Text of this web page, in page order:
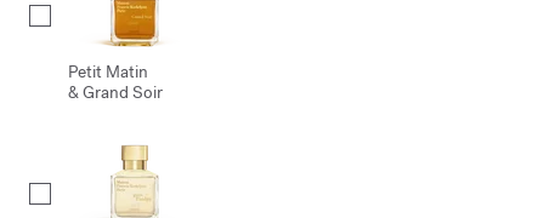
Petit Matin
& Grand Soir